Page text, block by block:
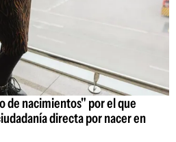
de nacimientos" por el que
directa por nacer en